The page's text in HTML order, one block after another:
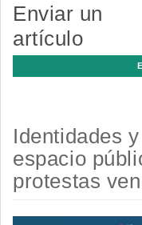
Enviar un
artículo
Identidades
espacio
protestas